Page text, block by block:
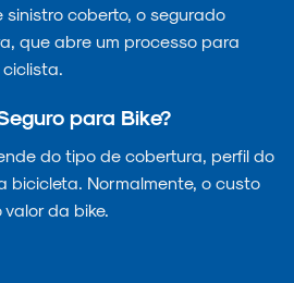
coberto, o segurado
que abre um processo para
para Bike?
do tipo de cobertura, perfil do
bicicleta. Normalmente, o custo
da bike.